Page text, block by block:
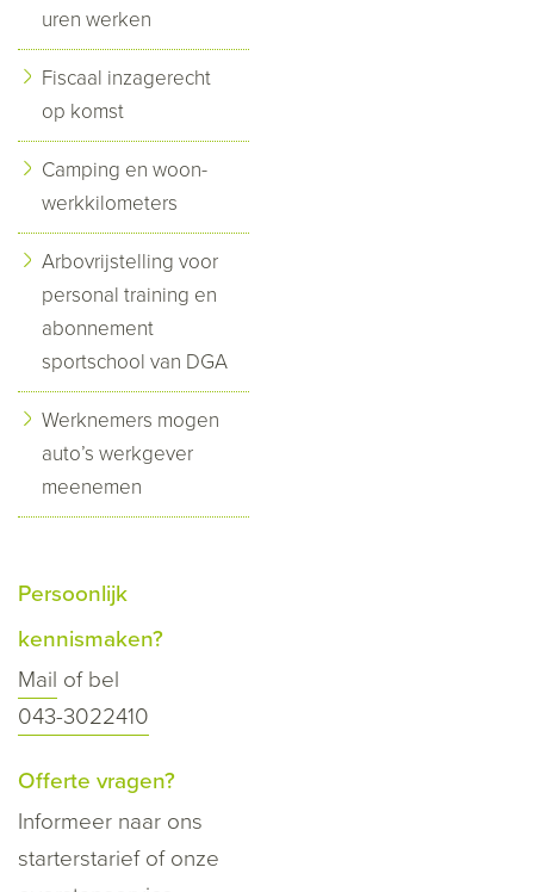
uren werken
Fiscaal inzagerecht
op komst
Camping en woon-
werkkilometers
Arbovrijstelling voor
personal training en
abonnement
sportschool van DGA
Werknemers mogen
auto’s werkgever
meenemen
Persoonlijk
kennismaken?
Mail of bel
043-3022410
Offerte vragen?
Informeer naar ons
starterstarief of onze